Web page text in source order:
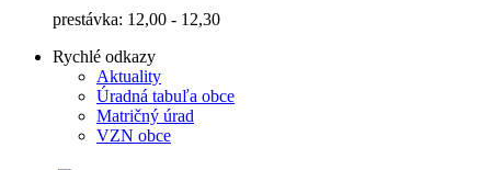
prestávka: 12,00 - 12,30
Rychlé odkazy
Aktuality
Úradná tabuľa obce
Matričný úrad
VZN obce